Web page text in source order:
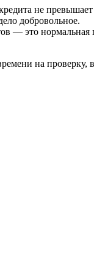
не
добровольное.
— это нормальная
на